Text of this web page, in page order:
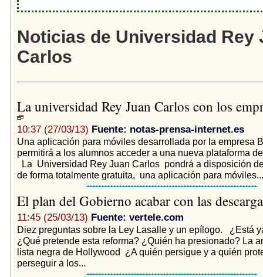
Noticias de Universidad Rey
Carlos
La universidad Rey Juan Carlos con los
10:37 (27/03/13) Fuente: notas-prensa-internet.es
Una aplicación para móviles desarrollada por la empresa
permitirá a los alumnos acceder a una nueva plataforma
La Universidad Rey Juan Carlos pondrá a disposición
de forma totalmente gratuita, una aplicación para móviles...
El plan del Gobierno acabar con las
11:45 (25/03/13) Fuente: vertele.com
Diez preguntas sobre la Ley Lasalle y un epílogo. ¿Está
¿Qué pretende esta reforma? ¿Quién ha presionado? La
lista negra de Hollywood ¿A quién persigue y a quién
perseguir a los...